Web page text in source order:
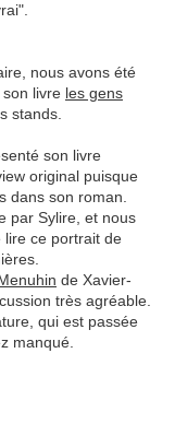
nous avons été
livre les gens
stands.
son livre
original puisque
dans son roman.
par Sylire, et nous
lire ce portrait de
de Xavier-
très agréable.
qui est passée
manqué.